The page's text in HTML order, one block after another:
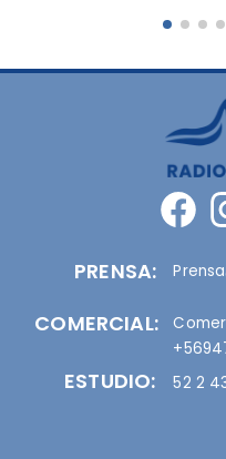
PRENSA:
COMERCIAL:
ESTUDIO: 52 2